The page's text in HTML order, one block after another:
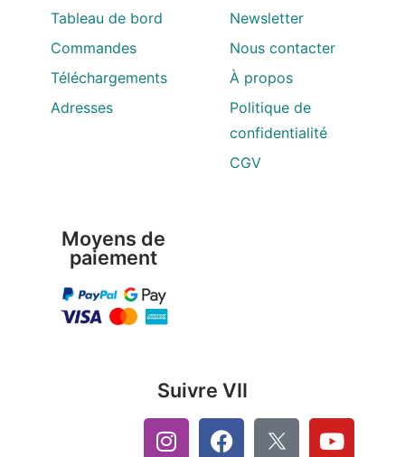
Tableau de bord
Commandes
Téléchargements
Adresses
Newsletter
Nous contacter
À propos
Politique de
confidentialité
CGV
Moyens de
paiement
Suivre VII